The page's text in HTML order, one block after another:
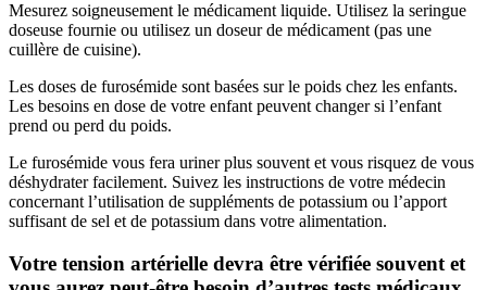
Mesurez soigneusement le médicament liquide. Utilisez la seringue
doseuse fournie ou utilisez un doseur de médicament (pas une
cuillère de cuisine).
Les doses de furosémide sont basées sur le poids chez les enfants.
Les besoins en dose de votre enfant peuvent changer si l’enfant
prend ou perd du poids.
Le furosémide vous fera uriner plus souvent et vous risquez de vous
déshydrater facilement. Suivez les instructions de votre médecin
concernant l’utilisation de suppléments de potassium ou l’apport
suffisant de sel et de potassium dans votre alimentation.
Votre tension artérielle devra être vérifiée souvent et